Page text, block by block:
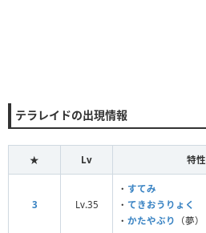
テラレイドの出現情報
★ Lv 特性
3 Lv.35
・ すてみ
・ てきおうりょく
・ かたやぶり （夢）